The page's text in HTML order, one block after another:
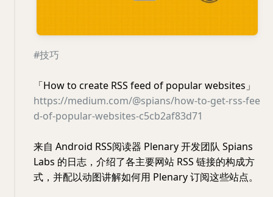
#技巧
「How to create RSS feed of popular websites」
https://medium.com/@spians/how-to-get-rss-fee
d-of-popular-websites-c5cb2af83d71
来自 Android RSS阅读器 Plenary 开发团队 Spians
Labs 的日志，介绍了各主要网站 RSS 链接的构成方
式，并配以动图讲解如何用 Plenary 订阅这些站点。